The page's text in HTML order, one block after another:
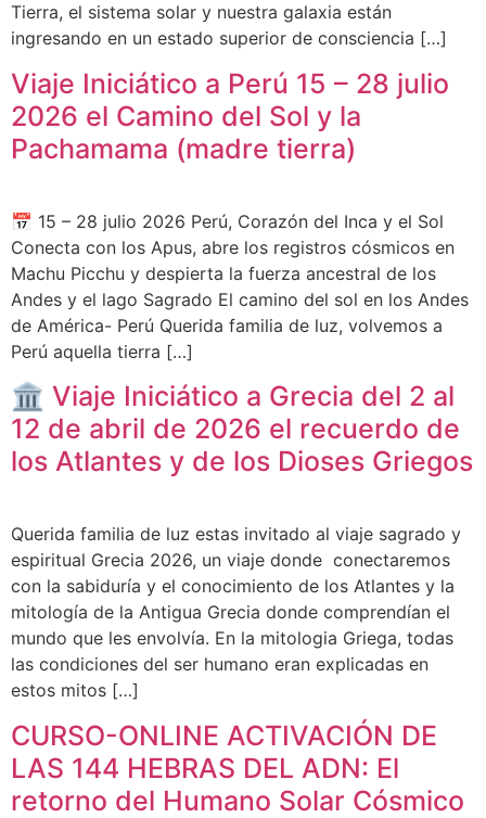
Tierra, el sistema solar y nuestra galaxia están
ingresando en un estado superior de consciencia […]
Viaje Iniciático a Perú 15 – 28 julio
2026 el Camino del Sol y la
Pachamama (madre tierra)
📅 15 – 28 julio 2026 Perú, Corazón del Inca y el Sol
Conecta con los Apus, abre los registros cósmicos en
Machu Picchu y despierta la fuerza ancestral de los
Andes y el lago Sagrado El camino del sol en los Andes
de América- Perú Querida familia de luz, volvemos a
Perú aquella tierra […]
🏛️ Viaje Iniciático a Grecia del 2 al
12 de abril de 2026 el recuerdo de
los Atlantes y de los Dioses Griegos
Querida familia de luz estas invitado al viaje sagrado y
espiritual Grecia 2026, un viaje donde conectaremos
con la sabiduría y el conocimiento de los Atlantes y la
mitología de la Antigua Grecia donde comprendían el
mundo que les envolvía. En la mitologia Griega, todas
las condiciones del ser humano eran explicadas en
estos mitos […]
CURSO-ONLINE ACTIVACIÓN DE
LAS 144 HEBRAS DEL ADN: El
retorno del Humano Solar Cósmico